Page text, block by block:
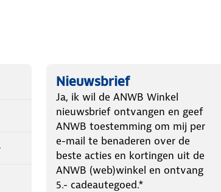
wanneer je ze
op te zitten,
Nieuwsbrief
Ja, ik wil de ANWB Winkel
nieuwsbrief ontvangen en geef
ANWB toestemming om mij per
e-mail te benaderen over de
beste acties en kortingen uit de
ANWB (web)winkel en ontvang
5.- cadeautegoed.*